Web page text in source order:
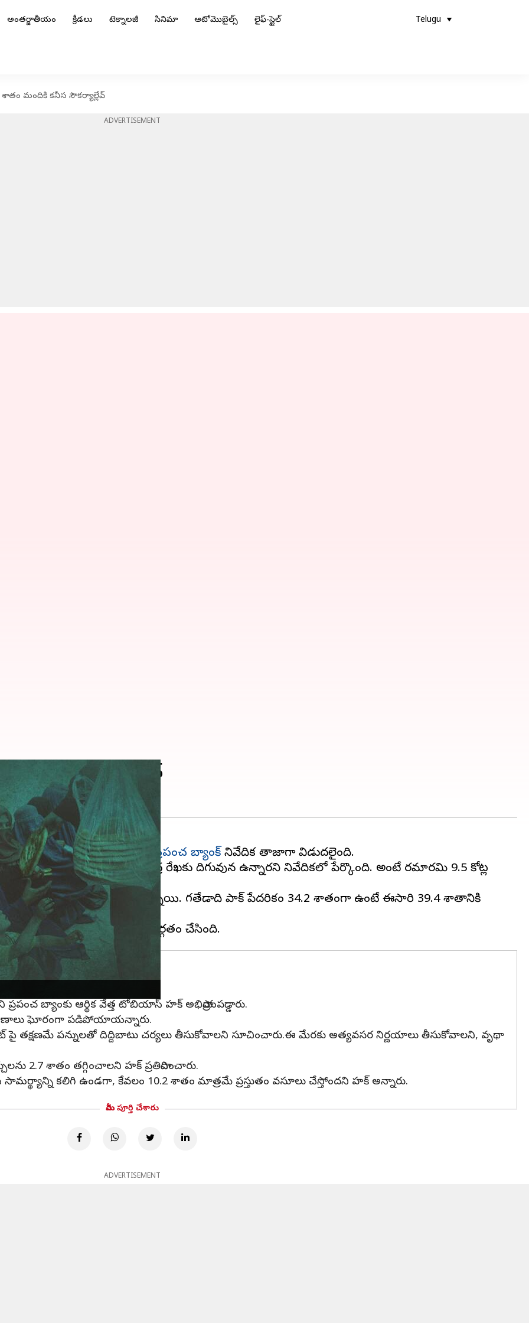
అంతర్జాతీయం క్రీడలు టెక్నాలజీ సినిమా ఆటోమొబైల్స్ లైఫ్-స్టైల్ Telugu
శాతం మందికి కనీస సౌకర్యాల్లేవ్
ADVERTISEMENT
కనీస సౌకర్యాల్లేవ్
పాక్ పేదరికం బారిన పడిందని ప్రపంచ బ్యాంక్ నివేదిక తాజాగా విడుదలైంది.
అందులో 40 శాతం మంది జనం దారిద్ర రేఖకు దిగువున ఉన్నారని నివేదికలో పేర్కొంది. అంటే రమారమి 9.5 కోట్ల
ఉగ్రవాద సమస్యలు పట్టిపీడిస్తున్నాయి. గతేడాది పాక్ పేదరికం 34.2 శాతంగా ఉంటే ఈసారి 39.4 శాతానికి
తగ్గించాలి : ప్రపంచ బ్యాంకు
బ్యాంకు ఆర్థిక వేత్త టోబియాస్ హక్ అభిప్రాయపడ్డారు.
ఘోరంగా పడిపోయాయన్నారు.
పై తక్షణమే పన్నులతో దిద్దిబాటు చర్యలు తీసుకోవాలని సూచించారు.ఈ మేరకు అత్యవసర నిర్ణయాలు తీసుకోవాలని, వృథా
2.7 శాతం తగ్గించాలని హక్ ప్రతిపాదించారు.
కలిగి ఉండగా, కేవలం 10.2 శాతం మాత్రమే ప్రస్తుతం వసూలు చేస్తోందని హక్ అన్నారు.
మీరు పూర్తి చేశారు
ADVERTISEMENT